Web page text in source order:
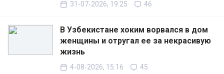
31-07-2026, 19:25 46
В Узбекистане хоким ворвался в дом
женщины и отругал ее за некрасивую
жизнь
4-08-2026, 15:16 45